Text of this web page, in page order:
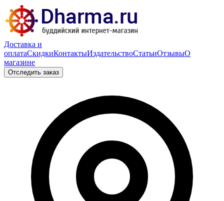
Доставка и
оплатаСкидкиКонтактыИздательствоСтатьиОтзывыО
магазине
Отследить заказ